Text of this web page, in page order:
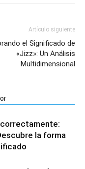
Artículo siguiente
el Significado de
«Jizz»: Un Análisis
Multidimensional
la forma